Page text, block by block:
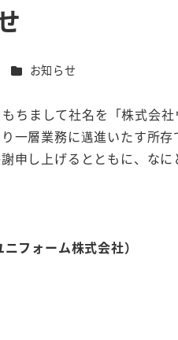
カテゴリー
お知らせ
ちまして社名を「株式会
一層業務に邁進いたす所存
申し上げるとともに、な
フォーム株式会社）